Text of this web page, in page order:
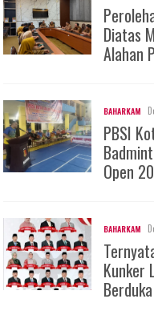
Diatas
Alahan
BAHARKAM
PBSI
Open
BAHARKAM
Kunker
Berduka